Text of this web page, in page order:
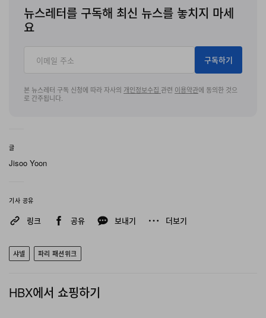
스타일링, 허리선을 낮춘 뒤 벨트로 강조한 아이보리 드레
스 등이 대표적인 룩으로 등장했다. 동시에 블라지는 1920
년대 샤넬의 드롭 웨이스트 실루엣을 현대적으로 재해석하
며 하우스의 역사적 디자인 코드와도 연결했다.
컬렉션은 골드 버튼이 달린 블랙 스커트 수트로 시작해 프
린트 체인메일과 트롱프뢰유 트위드, 자수 장식이 더해진
화적인 스티치가 더해진 스커트 수트, 루렉스 벨벳 슬립 드
피날레는 샤넬의 상징인 리틀 블랙 드레스로 장식됐다. 간
만, 등 부분을 깊게 드러내고 견갑 사이에 카멜리아 장식을
샤넬은 조용하지만 강력한 혁명”이라고 설명했다.
뉴스레터를 구독해 최신 뉴스를 놓치지 마세
요
구독하기
본 뉴스레터 구독 신청에 따라 자사의 개인정보수집 관련 이용약관에 동의한 것으
로 간주됩니다.
글
Jisoo Yoon
기사 공유
링크 공유 보내기 더보기
샤넬 파리 패션위크
HBX에서 쇼핑하기